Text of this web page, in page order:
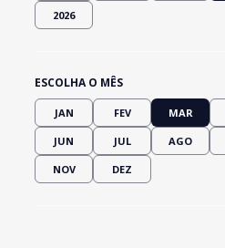
2026
ESCOLHA O MÊS
JAN FEV MAR
JUN JUL AGO
NOV DEZ